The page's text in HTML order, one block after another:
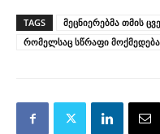
TAGS
მეცნიერებმა თმის
რომელსაც სწრაფი მოქმედება